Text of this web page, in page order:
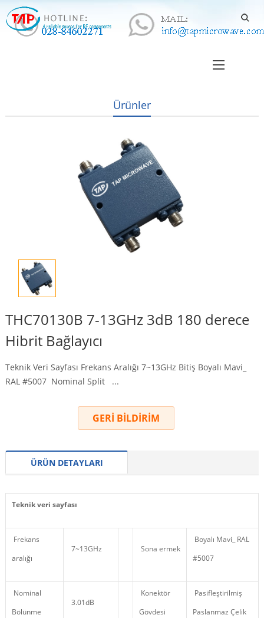
Ürünler
THC70130B 7-13GHz 3dB 180 derece
Hibrit Bağlayıcı
Teknik Veri Sayfası Frekans Aralığı 7~13GHz Bitiş Boyalı Mavi_
RAL #5007 Nominal Split ...
GERİ BİLDİRİM
ÜRÜN DETAYLARI
Teknik veri sayfası
Frekans
aralığı
7~13GHz Sona ermek
Boyalı Mavi_ RAL
#5007
Nominal
Bölünme
3.01dB
Konektör
Gövdesi
Pasifleştirilmiş
Paslanmaz Çelik